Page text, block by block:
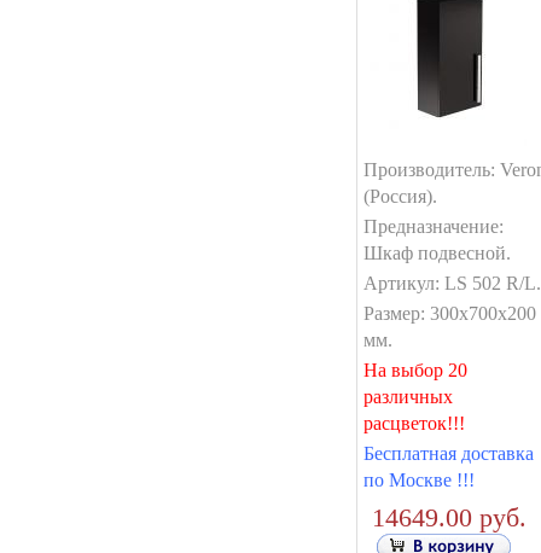
Производитель:
(Россия).
Предназначение:
Шкаф подвесной.
Артикул: LS 502 R/L.
Размер: 300x700x200
мм.
На выбор 20
различных
расцветок!!!
Бесплатная доставка
по Москве !!!
14649.00 руб.